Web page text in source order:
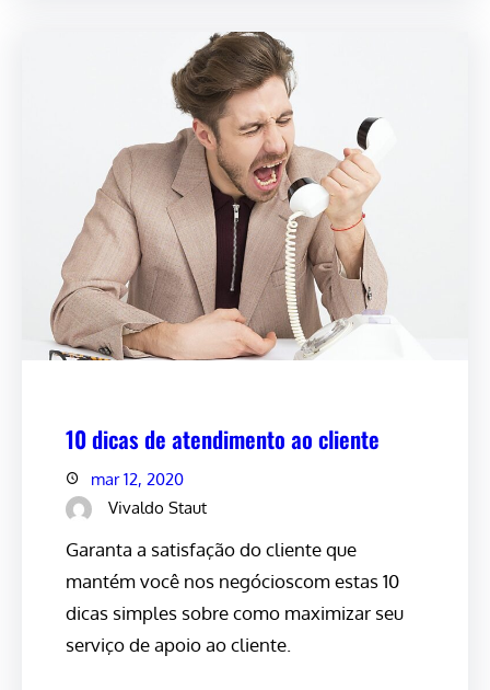
10 dicas de atendimento ao cliente
mar 12, 2020
Vivaldo Staut
Garanta a satisfação do cliente que
mantém você nos negócioscom estas 10
dicas simples sobre como maximizar seu
serviço de apoio ao cliente.